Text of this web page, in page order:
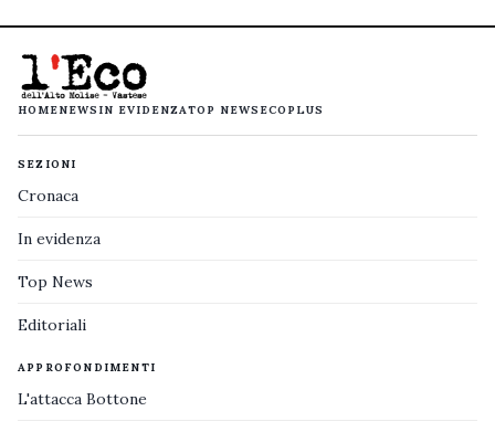
HOMENEWS IN EVIDENZATOP NEWS ECOPLUS
SEZIONI
Cronaca
In evidenza
Top News
Editoriali
APPROFONDIMENTI
L'attacca Bottone